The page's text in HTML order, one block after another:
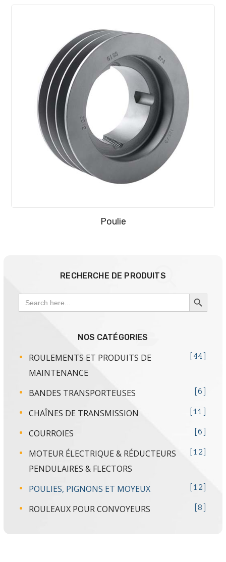
Poulie
RECHERCHE DE PRODUITS
Search
for:
SEARCH BUTTON
NOS CATÉGORIES
ROULEMENTS ET PRODUITS DE
MAINTENANCE
44
BANDES TRANSPORTEUSES 6
CHAÎNES DE TRANSMISSION 11
COURROIES 6
MOTEUR ÉLECTRIQUE & RÉDUCTEURS
PENDULAIRES & FLECTORS
12
POULIES, PIGNONS ET MOYEUX 12
ROULEAUX POUR CONVOYEURS 8